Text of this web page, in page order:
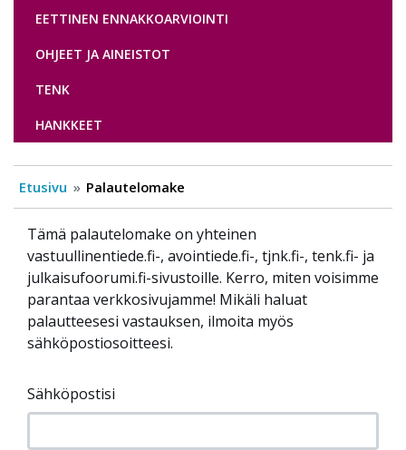
EETTINEN ENNAKKOARVIOINTI
OHJEET JA AINEISTOT
TENK
HANKKEET
Etusivu Palautelomake
Tämä palautelomake on yhteinen
vastuullinentiede.fi-, avointiede.fi-, tjnk.fi-, tenk.fi- ja
julkaisufoorumi.fi-sivustoille. Kerro, miten voisimme
parantaa verkkosivujamme! Mikäli haluat
palautteesesi vastauksen, ilmoita myös
sähköpostiosoitteesi.
Sähköpostisi